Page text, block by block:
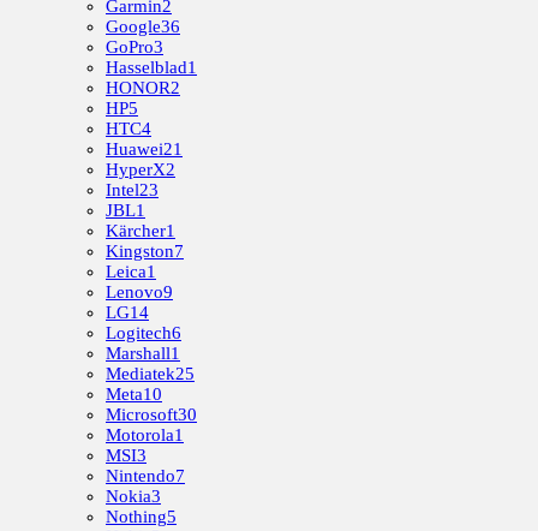
Garmin2
Google36
GoPro3
Hasselblad1
HONOR2
HP5
HTC4
Huawei21
HyperX2
Intel23
JBL1
Kärcher1
Kingston7
Leica1
Lenovo9
LG14
Logitech6
Marshall1
Mediatek25
Meta10
Microsoft30
Motorola1
MSI3
Nintendo7
Nokia3
Nothing5